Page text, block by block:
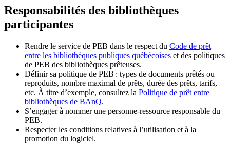
Responsabilités des bibliothèques
participantes
Rendre le service de PEB dans le respect du Code de prêt
entre les bibliothèques publiques québécoises et des politiques
de PEB des bibliothèques prêteuses.
Définir sa politique de PEB : types de documents prêtés ou
reproduits, nombre maximal de prêts, durée des prêts, tarifs,
etc. À titre d’exemple, consultez la Politique de prêt entre
bibliothèques de BAnQ.
S’engager à nommer une personne-ressource responsable du
PEB.
Respecter les conditions relatives à l’utilisation et à la
promotion du logiciel.